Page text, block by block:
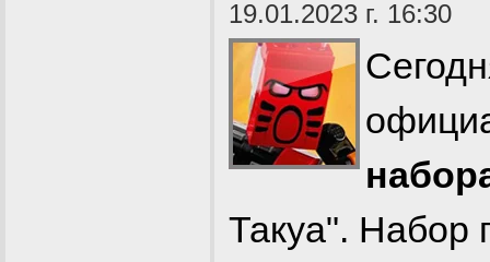
19.01.2023 г. 16:30
Такуа". Набор